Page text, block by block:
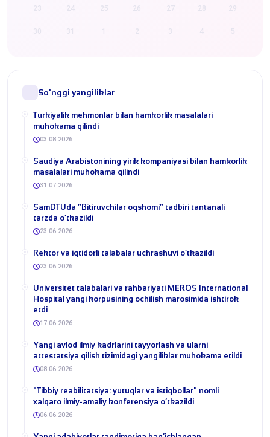
27 28 29
3 4 5
So'nggi yangiliklar
Turkiyalik mehmonlar bilan hamkorlik masalalari
muhokama qilindi
03.08.2026
​Saudiya Arabistonining yirik kompaniyasi bilan hamkorlik
masalalari muhokama qilindi
31.07.2026
​SamDTUda “Bitiruvchilar oqshomi” tadbiri tantanali
tarzda o‘tkazildi
23.06.2026
​Rektor va iqtidorli talabalar uchrashuvi o‘tkazildi
23.06.2026
Universitet talabalari va rahbariyati MEROS International
Hospital yangi korpusining ochilish marosimida ishtirok
etdi
17.06.2026
Yangi avlod ilmiy kadrlarini tayyorlash va ularni
attestatsiya qilish tizimidagi yangiliklar muhokama etildi
08.06.2026
​"Tibbiy reabilitatsiya: yutuqlar va istiqbollar" nomli
xalqaro ilmiy-amaliy konferensiya o‘tkazildi
06.06.2026